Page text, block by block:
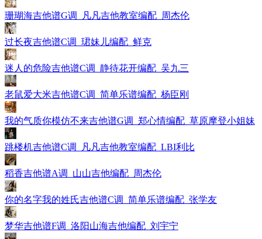
珊瑚海吉他谱G调_凡凡吉他教室编配_周杰伦
过长夜吉他谱C调_珺妹儿编配_鲜克
迷人的危险吉他谱C调_静待花开编配_吴九三
老鼠爱大米吉他谱C调_简单乐谱编配_杨臣刚
我的气质你模仿不来吉他谱G调_郑心情编配_草原摩登小姐妹
跳楼机吉他谱C调_凡凡吉他教室编配_LBI利比
稻香吉他谱A调_山山吉他编配_周杰伦
你的名字我的姓氏吉他谱C调_简单乐谱编配_张学友
梦华吉他谱F调_洛阳山海吉他编配_刘宇宁